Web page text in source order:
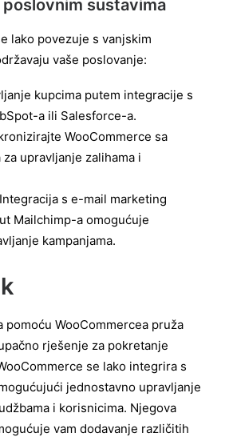
sustavima
lako povezuje s vanjskim
vaše poslovanje:
kupcima putem integracije s
a ili Salesforce-a.
WooCommerce sa
upravljanje zalihama i
s e-mail marketing
Mailchimp-a omogućuje
kampanjama.
pomoću WooCommercea pruža
rješenje za pokretanje
se lako integrira s
jednostavno upravljanje
i korisnicima. Njegova
vam dodavanje različitih